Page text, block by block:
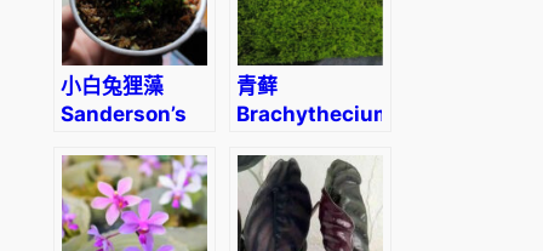
小白兔狸藻
Sanderson’s
(Utricularia
sandersonii)
青藓
Brachythecium